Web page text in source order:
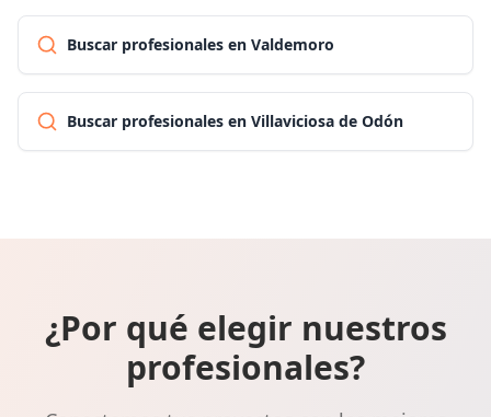
Buscar profesionales en Valdemoro
Buscar profesionales en Villaviciosa de Odón
¿Por qué elegir nuestros
profesionales?